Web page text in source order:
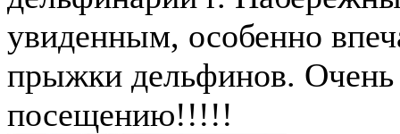
увиденным, особенно
прыжки дельфинов.
посещению!!!!!